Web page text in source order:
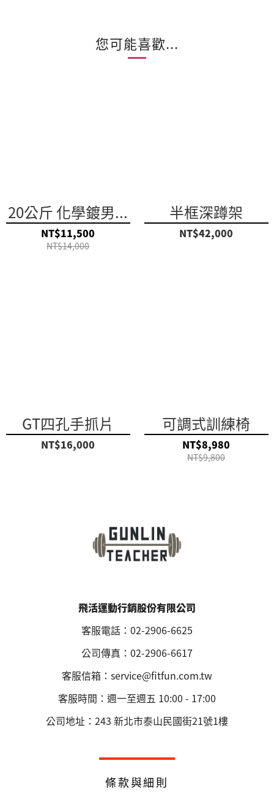
您可能喜歡...
20公斤 化學鍍男...
NT$11,500
NT$14,000
半框深蹲架
NT$42,000
GT四孔手抓片
NT$16,000
可調式訓練椅
NT$8,980
NT$9,800
飛活運動行銷股份有限公司
客服電話：02-2906-6625
公司傳真：02-2906-6617
客服信箱：service@fitfun.com.tw
客服時間：週一至週五 10:00 - 17:00
公司地址：243 新北市泰山民國街21號1樓
條款與細則